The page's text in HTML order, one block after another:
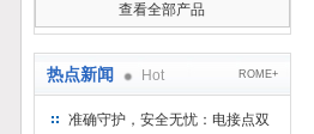
查看全部产品
热点新闻 Hot ROME+
准确守护，安全无忧：电接点双